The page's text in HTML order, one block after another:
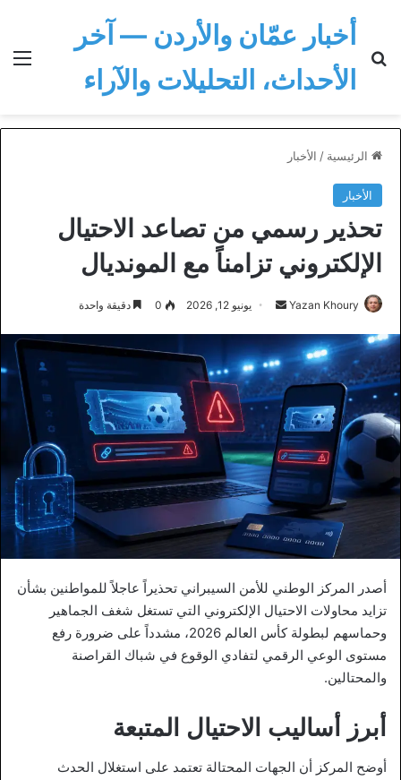
أخبار عمّان والأردن — آخر
الأحداث، التحليلات والآراء
الرئيسية / الأخبار
الأخبار
تحذير رسمي من تصاعد الاحتيال
الإلكتروني تزامناً مع المونديال
Yazan Khoury
أرسل
إلكترونيا
يونيو 12, 2026 0 دقيقة واحدة
أصدر المركز الوطني للأمن السيبراني تحذيراً عاجلاً للمواطنين بشأن
تزايد محاولات الاحتيال الإلكتروني التي تستغل شغف الجماهير
وحماسهم لبطولة كأس العالم 2026، مشدداً على ضرورة رفع
مستوى الوعي الرقمي لتفادي الوقوع في شباك القراصنة
والمحتالين.
أبرز أساليب الاحتيال المتبعة
أوضح المركز أن الجهات المحتالة تعتمد على استغلال الحدث